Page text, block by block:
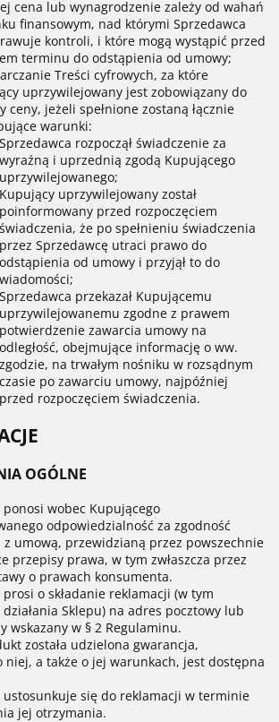
cena lub wynagrodzenie zależy od wahań
finansowym, nad którymi Sprzedawca
kontroli, i które mogą wystąpić przed
terminu do odstąpienia od umowy;
Treści cyfrowych, za które
uprzywilejowany jest zobowiązany do
ceny, jeżeli spełnione zostaną łącznie
warunki:
Sprzedawca rozpoczął świadczenie za
wyraźną i uprzednią zgodą Kupującego
uprzywilejowanego;
Kupujący uprzywilejowany został
poinformowany przed rozpoczęciem
świadczenia, że po spełnieniu świadczenia
przez Sprzedawcę utraci prawo do
odstąpienia od umowy i przyjął to do
wiadomości;
Sprzedawca przekazał Kupującemu
uprzywilejowanemu zgodne z prawem
potwierdzenie zawarcia umowy na
odległość, obejmujące informację o ww.
zgodzie, na trwałym nośniku w rozsądnym
czasie po zawarciu umowy, najpóźniej
przed rozpoczęciem świadczenia.
OGÓLNE
ponosi wobec Kupującego
odpowiedzialność za zgodność
z umową, przewidzianą przez powszechnie
przepisy prawa, w tym zwłaszcza przez
o prawach konsumenta.
o składanie reklamacji (w tym
Sklepu) na adres pocztowy lub
wskazany w § 2 Regulaminu.
została udzielona gwarancja,
niej, a także o jej warunkach, jest dostępna
ustosunkuje się do reklamacji w terminie
jej otrzymania.